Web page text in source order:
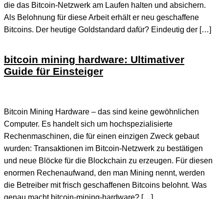
die das Bitcoin-Netzwerk am Laufen halten und absichern.
Als Belohnung für diese Arbeit erhält er neu geschaffene
Bitcoins. Der heutige Goldstandard dafür? Eindeutig der […]
bitcoin mining hardware: Ultimativer
Guide für Einsteiger
Bitcoin Mining Hardware – das sind keine gewöhnlichen
Computer. Es handelt sich um hochspezialisierte
Rechenmaschinen, die für einen einzigen Zweck gebaut
wurden: Transaktionen im Bitcoin-Netzwerk zu bestätigen
und neue Blöcke für die Blockchain zu erzeugen. Für diesen
enormen Rechenaufwand, den man Mining nennt, werden
die Betreiber mit frisch geschaffenen Bitcoins belohnt. Was
genau macht bitcoin-mining-hardware? […]